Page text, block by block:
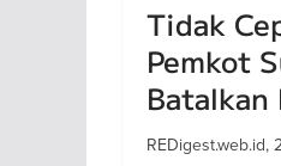
Tidak
Pemkot
Batalkan
REDigest.web.id,